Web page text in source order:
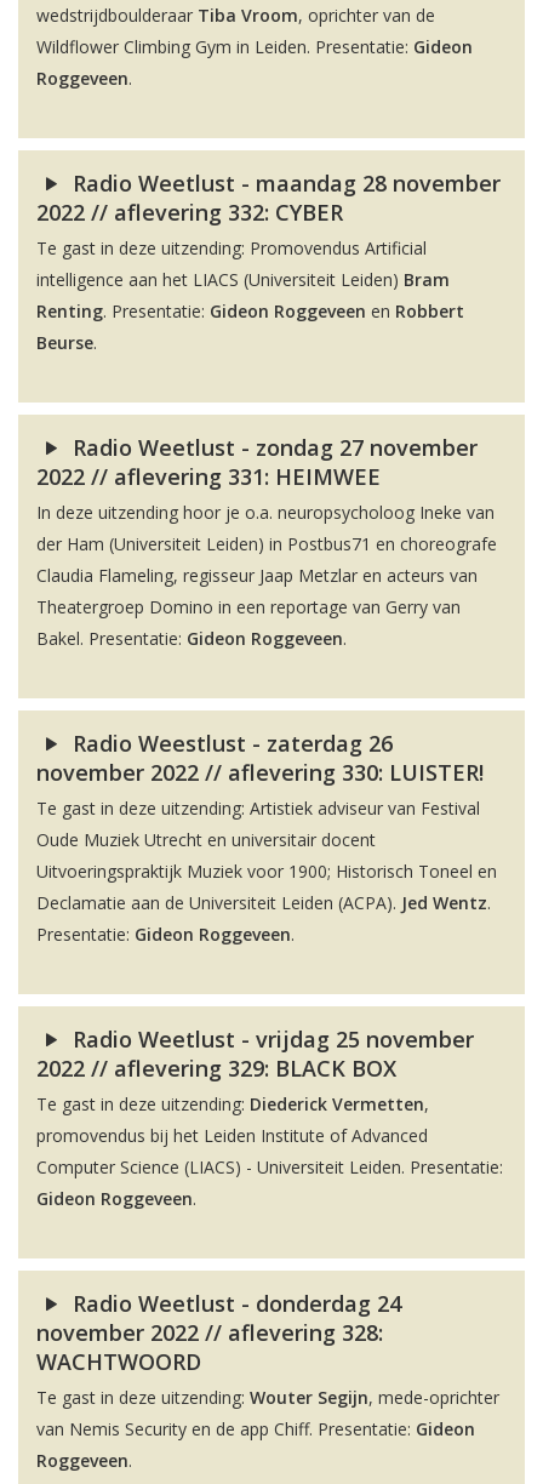
wedstrijdboulderaar Tiba Vroom, oprichter van de
Wildflower Climbing Gym in Leiden. Presentatie: Gideon
Roggeveen.
Radio Weetlust - maandag 28 november
2022 // aflevering 332: CYBER
Te gast in deze uitzending: Promovendus Artificial
intelligence aan het LIACS (Universiteit Leiden) Bram
Renting. Presentatie: Gideon Roggeveen en Robbert
Beurse.
Radio Weetlust - zondag 27 november
2022 // aflevering 331: HEIMWEE
In deze uitzending hoor je o.a. neuropsycholoog Ineke van
der Ham (Universiteit Leiden) in Postbus71 en choreografe
Claudia Flameling, regisseur Jaap Metzlar en acteurs van
Theatergroep Domino in een reportage van Gerry van
Bakel. Presentatie: Gideon Roggeveen.
Radio Weestlust - zaterdag 26
november 2022 // aflevering 330: LUISTER!
Te gast in deze uitzending: Artistiek adviseur van Festival
Oude Muziek Utrecht en universitair docent
Uitvoeringspraktijk Muziek voor 1900; Historisch Toneel en
Declamatie aan de Universiteit Leiden (ACPA). Jed Wentz.
Presentatie: Gideon Roggeveen.
Radio Weetlust - vrijdag 25 november
2022 // aflevering 329: BLACK BOX
Te gast in deze uitzending: Diederick Vermetten,
promovendus bij het Leiden Institute of Advanced
Computer Science (LIACS) - Universiteit Leiden. Presentatie:
Gideon Roggeveen.
Radio Weetlust - donderdag 24
november 2022 // aflevering 328:
WACHTWOORD
Te gast in deze uitzending: Wouter Segijn, mede-oprichter
van Nemis Security en de app Chiff. Presentatie: Gideon
Roggeveen.